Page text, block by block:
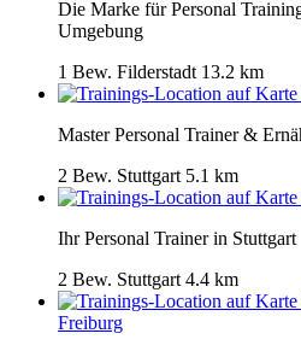
Die Marke für Personal
Umgebung
1 Bew. Filderstadt 13.2 km
Master Personal Trainer &
2 Bew. Stuttgart 5.1 km
Ihr Personal Trainer in Stuttgart
2 Bew. Stuttgart 4.4 km
Freiburg